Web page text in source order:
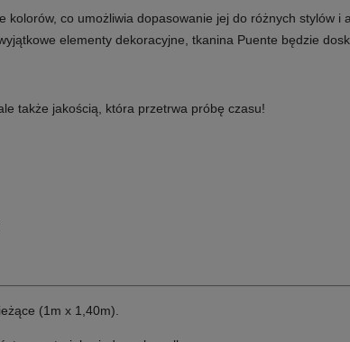
kolorów, co umożliwia dopasowanie jej do różnych stylów i
elementy dekoracyjne, tkanina Puente będzie
także jakością, która przetrwa próbę czasu!
(1m x 1,40m).